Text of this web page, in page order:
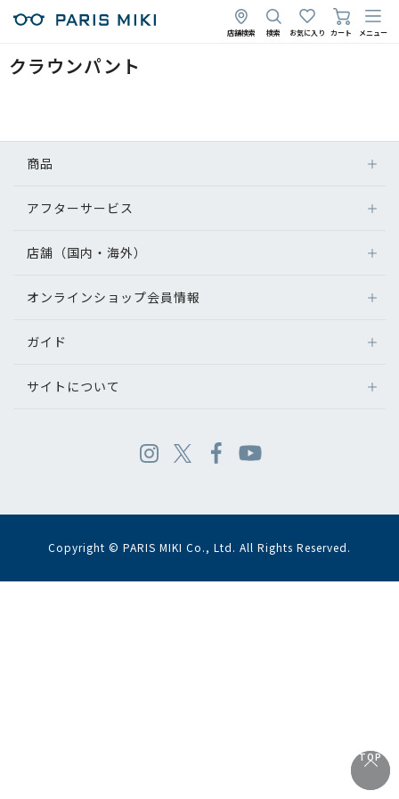
店舗検索 検索 お気に入り カート メニュー
クラウンパント
TOP
TOP
商品
アフターサービス
店舗（国内・海外）
オンラインショップ会員情報
ガイド
サイトについて
Copyright © PARIS MIKI Co., Ltd. All Rights Reserved.